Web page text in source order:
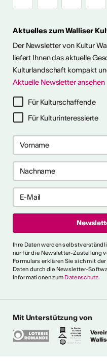
abonnieren
2024/2025
Aktuelles zum Walliser
Der Newsletter von Kultur
liefert Ihnen das aktuelle
Kulturlandschaft kompakt
Aktuelle Newsletter ansehen
Für Kulturschaffende
Für Kulturinteressierte
Ihre Daten werden
nur für die Newsletter-Zustellung
Formulars erklären Sie sich mit
Daten durch die Newsletter-
Informationen zum Datenschutz.
Mit Unterstützung von